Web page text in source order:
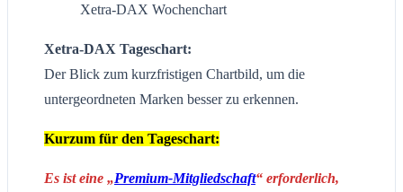
Xetra-DAX Wochenchart
Xetra-DAX Tageschart:
Der Blick zum kurzfristigen Chartbild, um die
untergeordneten Marken besser zu erkennen.
Kurzum für den Tageschart:
Es ist eine „Premium-Mitgliedschaft“ erforderlich,